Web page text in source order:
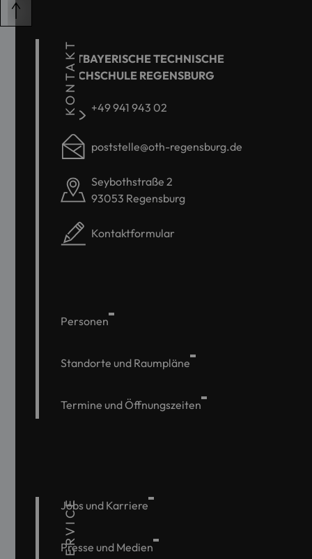
KONTAKT
OSTBAYERISCHE TECHNISCHE
HOCHSCHULE REGENSBURG
+49 941 943 02
poststelle@oth-regensburg.de
Seybothstraße 2
93053 Regensburg
Kontaktformular
Personen
Standorte und Raumpläne
Termine und Öffnungszeiten
SERVICE
Jobs und Karriere
Presse und Medien